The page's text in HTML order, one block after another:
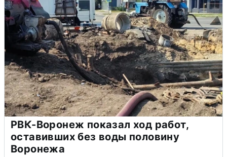
РВК-Воронеж показал ход работ,
оставивших без воды половину
Воронежа